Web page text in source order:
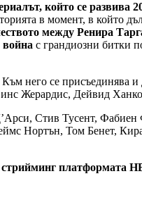
който се развива
в момент, в който
между Ренира
война с грандиозни битки
него се присъединява
Жерардис, Дейвид
Стив Тусент,
Нортън, Том Бенет,
платформата